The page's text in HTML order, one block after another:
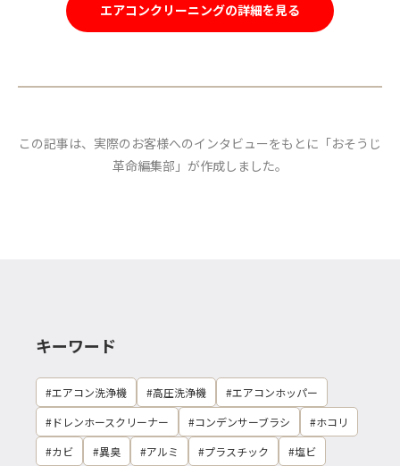
エアコンクリーニングの詳細を見る
この記事は、実際のお客様へのインタビューをもとに「おそうじ
革命編集部」が作成しました。
キーワード
エアコン洗浄機 高圧洗浄機
エアコンホッパー
ドレンホースクリーナー
コンデンサーブラシ
ホコリ
カビ
異臭 アルミ プラスチック
塩ビ